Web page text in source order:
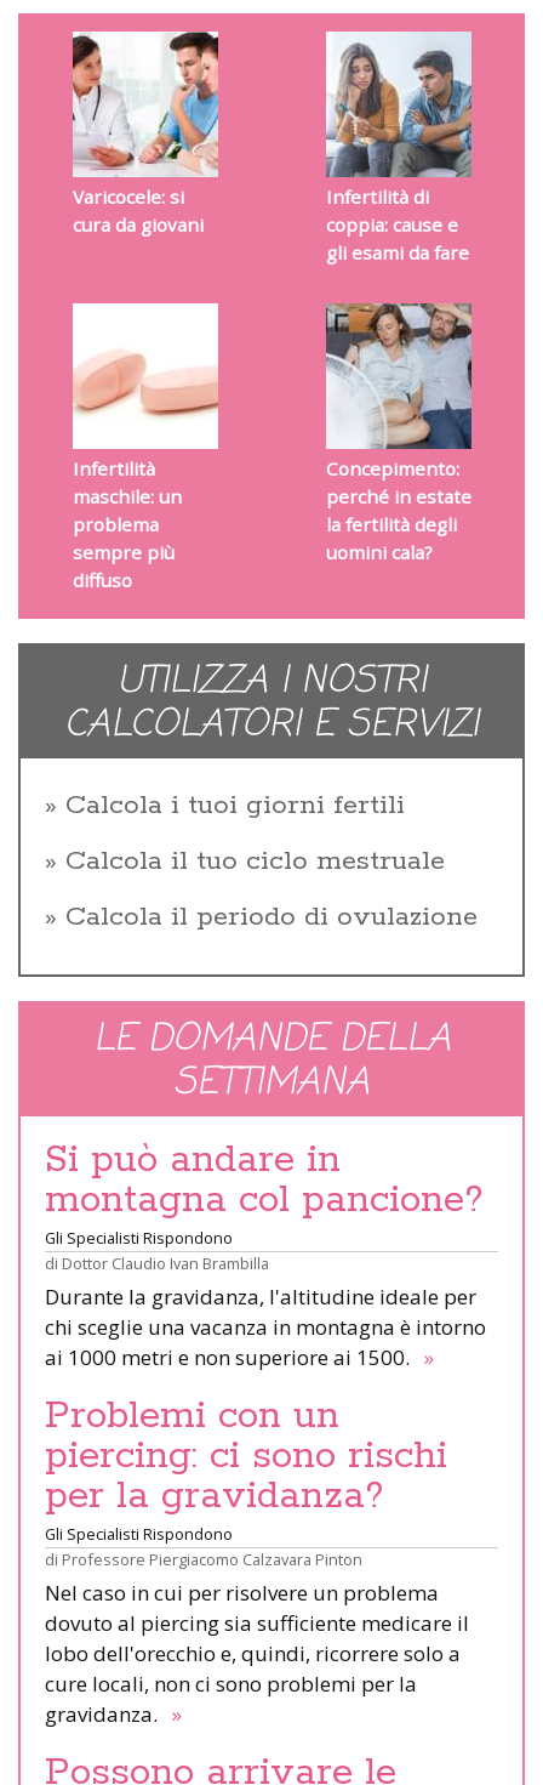
Varicocele: si
cura da giovani
Infertilità di
coppia: cause e
gli esami da fare
Infertilità
maschile: un
problema
sempre più
diffuso
Concepimento:
perché in estate
la fertilità degli
uomini cala?
UTILIZZA I NOSTRI
CALCOLATORI E SERVIZI
Calcola i tuoi giorni fertili
Calcola il tuo ciclo mestruale
Calcola il periodo di ovulazione
LE DOMANDE DELLA
SETTIMANA
Si può andare in
montagna col pancione?
Gli Specialisti Rispondono
di Dottor Claudio Ivan Brambilla
Durante la gravidanza, l'altitudine ideale per
chi sceglie una vacanza in montagna è intorno
ai 1000 metri e non superiore ai 1500. »
Problemi con un
piercing: ci sono rischi
per la gravidanza?
Gli Specialisti Rispondono
di Professore Piergiacomo Calzavara Pinton
Nel caso in cui per risolvere un problema
dovuto al piercing sia sufficiente medicare il
lobo dell'orecchio e, quindi, ricorrere solo a
cure locali, non ci sono problemi per la
gravidanza. »
Possono arrivare le